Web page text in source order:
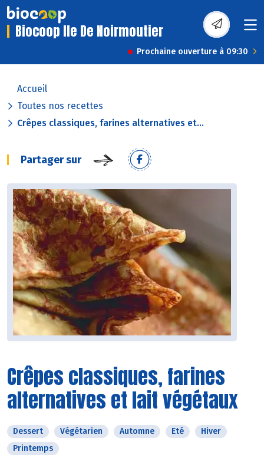
Biocoop Ile De Noirmoutier
Prochaine ouverture à 09:30
Accueil
Toutes nos recettes
Crêpes classiques, farines alternatives et...
Partager sur
Crêpes classiques, farines
alternatives et lait végétaux
Dessert Végétarien Automne Eté
Hiver
Printemps